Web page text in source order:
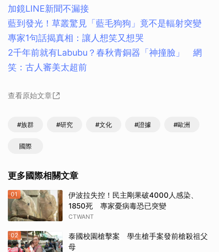
加鏡LINE新聞不漏接
藍到發光！草叢驚見「藍毛狗狗」竟不是輻射突變
專家1句話揭真相：讓人想笑又想哭
2千年前就有Labubu？春秋青銅器「神撞臉」 網
笑：古人審美太超前
查看原始文章
#族群 #研究 #文化 #證據 #歐洲
國際
更多國際相關文章
01
伊波拉失控！民主剛果破4000人感染、
1850死 專家憂病毒恐已突變
CTWANT
02
泰國校園槍擊案 學生槍手案發前槍殺祖父
母